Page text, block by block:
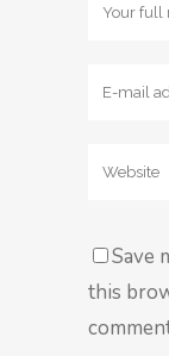
Save
this